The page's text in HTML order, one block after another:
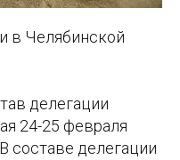
в Челябинской
делегации
24-25 февраля
составе делегации